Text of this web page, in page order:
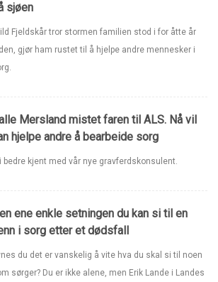
sjøen
Fjeldskår tror stormen familien stod i for åtte år
gjør ham rustet til å hjelpe andre mennesker i
Mersland mistet faren til ALS. Nå vil
hjelpe andre å bearbeide sorg
bedre kjent med vår nye gravferdskonsulent.
ene enkle setningen du kan si til en
i sorg etter et dødsfall
du det er vanskelig å vite hva du skal si til noen
sørger? Du er ikke alene, men Erik Lande i Landes